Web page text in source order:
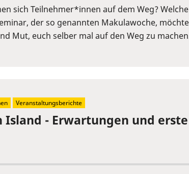
sich Teilnehmer*innen auf dem Weg?
der so genannten Makulawoche,
Mut, euch selber mal auf den Weg zu
Island - Erwartungen und
Veranstaltungsberichte